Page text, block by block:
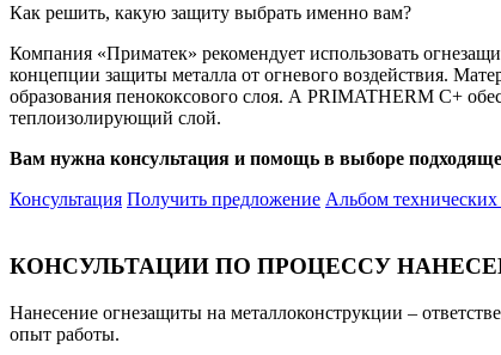
Как решить, какую защиту выбрать именно вам?
Компания «Приматек» рекомендует использовать
концепции защиты металла от огневого воздействия.
образования пенококсового слоя. А PRIMATHERM C+
теплоизолирующий слой.
Вам нужна консультация и помощь в выборе
Консультация Получить предложение Альбом
КОНСУЛЬТАЦИИ ПО ПРОЦЕССУ
Нанесение огнезащиты на металлоконструкции –
опыт работы.